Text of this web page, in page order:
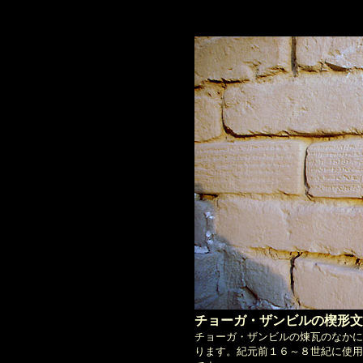
チョーガ・ザンビルの楔形
チョーガ・ザンビルの煉瓦のなか
ります。紀元前１６～８世紀に使